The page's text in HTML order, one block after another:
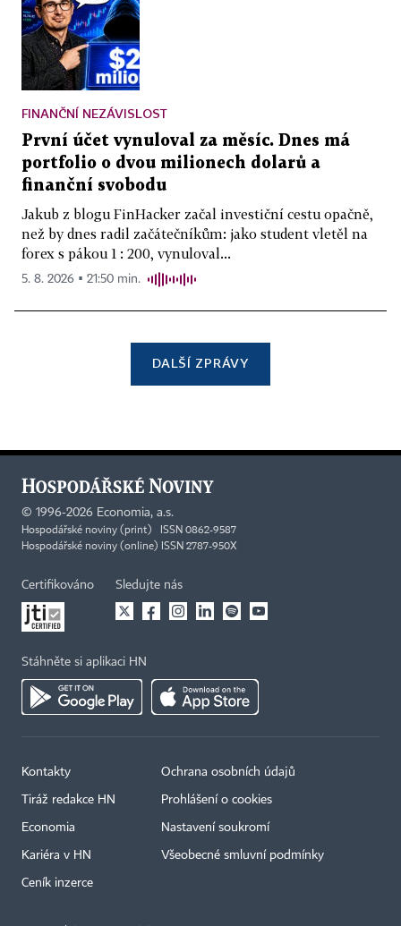
FINANČNÍ NEZÁVISLOST
První účet vynuloval za měsíc. Dnes má
portfolio o dvou milionech dolarů a
finanční svobodu
Jakub z blogu FinHacker začal investiční cestu opačně,
než by dnes radil začátečníkům: jako student vletěl na
forex s pákou 1 : 200, vynuloval...
5. 8. 2026 ▪ 21:50 min.
DALŠÍ ZPRÁVY
© 1996-2026 Economia, a.s.
Hospodářské noviny (print) ISSN 0862-9587
Hospodářské noviny (online) ISSN 2787-950X
Certifikováno Sledujte nás
Stáhněte si aplikaci HN
Kontakty
Tiráž redakce HN
Economia
Kariéra v HN
Ceník inzerce
Ochrana osobních údajů
Prohlášení o cookies
Nastavení soukromí
Všeobecné smluvní podmínky